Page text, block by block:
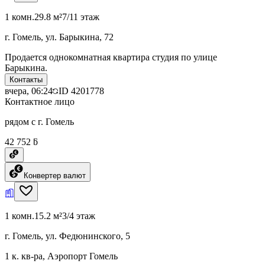
1 комн.29.8 м²7/11 этаж
г. Гомель, ул. Барыкина, 72
Продается однокомнатная квартира студия по улице
Барыкина.
Контакты
вчера, 06:24 ID 4201778
Контактное лицо
рядом с г. Гомель
42 752 ƃ
Конвертер валют
1 комн.15.2 м²3/4 этаж
г. Гомель, ул. Федюнинского, 5
1 к. кв-ра, Аэропорт Гомель